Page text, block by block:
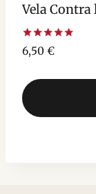
Vela Contra
Valorado
con
de 5
6,50 €